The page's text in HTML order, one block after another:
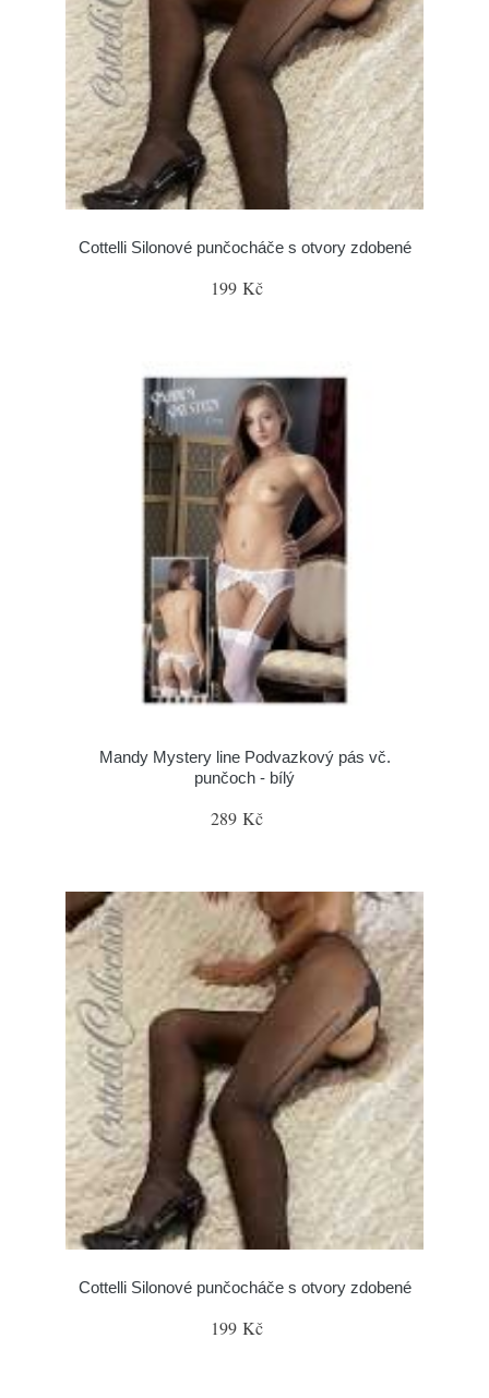
Cottelli Silonové punčocháče s otvory zdobené
199 Kč
Mandy Mystery line Podvazkový pás vč.
punčoch - bílý
289 Kč
Cottelli Silonové punčocháče s otvory zdobené
199 Kč